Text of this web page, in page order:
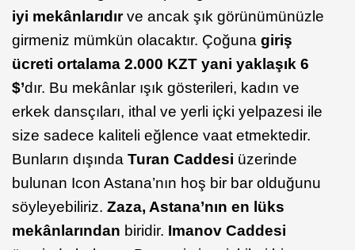
iyi mekânlarıdırve ancak şık görünümünüzle
girmeniz mümkün olacaktır. Çoğuna giriş
ücreti ortalama 2.000 KZT yani yaklaşık 6
$’dır. Bu mekânlar ışık gösterileri, kadın ve
erkek dansçıları, ithal ve yerli içki yelpazesi ile
size sadece kaliteli eğlence vaat etmektedir.
Bunların dışında Turan Caddesi üzerinde
bulunan Icon Astana’nın hoş bir bar olduğunu
söyleyebiliriz. Zaza, Astana’nın en lüks
mekânlarından biridir. Imanov Caddesi